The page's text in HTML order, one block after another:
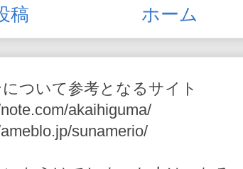
稿 ホーム
ついて参考となるサイト
akaihiguma/
sunamerio/